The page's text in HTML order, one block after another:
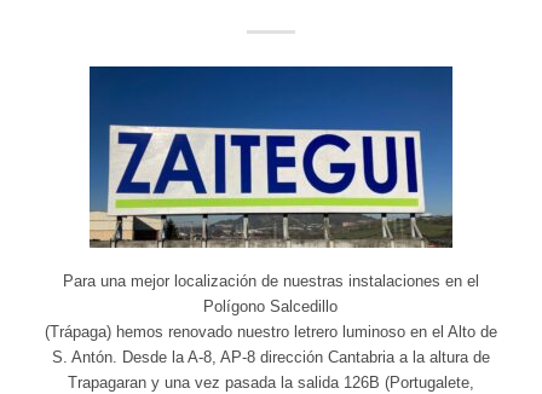
Para una mejor localización de nuestras instalaciones en el
Polígono Salcedillo
(Trápaga) hemos renovado nuestro letrero luminoso en el Alto de
S. Antón. Desde la A-8, AP-8 dirección Cantabria a la altura de
Trapagaran y una vez pasada la salida 126B (Portugalete,